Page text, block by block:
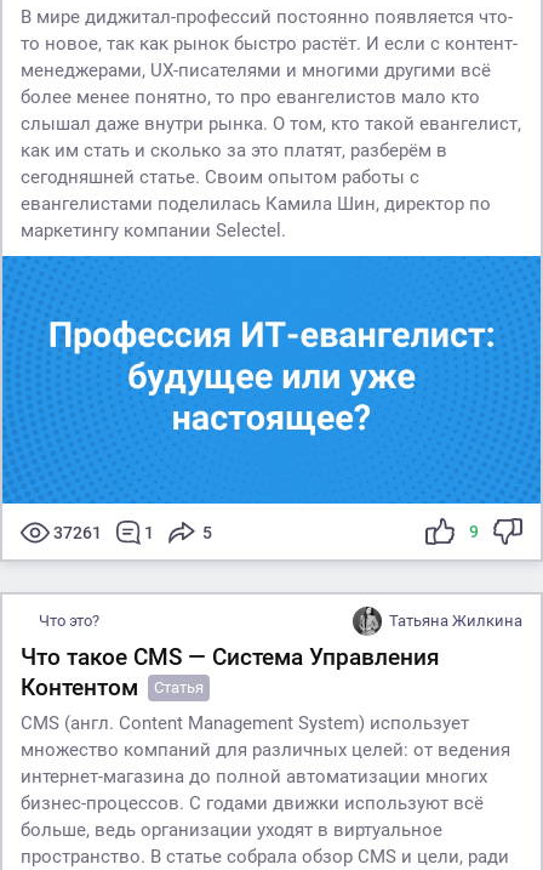
В мире диджитал-профессий постоянно появляется что-
то новое, так как рынок быстро растёт. И если с контент-
менеджерами, UX-писателями и многими другими всё
более менее понятно, то про евангелистов мало кто
слышал даже внутри рынка. О том, кто такой евангелист,
как им стать и сколько за это платят, разберём в
сегодняшней статье. Своим опытом работы с
евангелистами поделилась Камила Шин, директор по
маркетингу компании Selectel.
37261 1 5 9
Что это? Татьяна Жилкина
Что такое CMS — Система Управления
Контентом
Статья
CMS (англ. Content Management System) использует
множество компаний для различных целей: от ведения
интернет-магазина до полной автоматизации многих
бизнес-процессов. С годами движки используют всё
больше, ведь организации уходят в виртуальное
пространство. В статье собрала обзор CMS и цели, ради